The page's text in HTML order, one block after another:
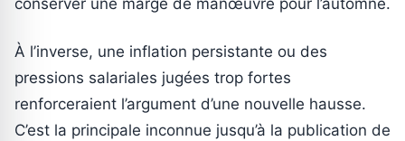
conserver une marge de manœuvre pour l’automne.
À l’inverse, une inflation persistante ou des
pressions salariales jugées trop fortes
renforceraient l’argument d’une nouvelle hausse.
C’est la principale inconnue jusqu’à la publication de